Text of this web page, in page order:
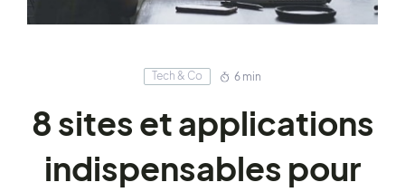
Tech & Co 6 min
8 sites et applications
indispensables pour